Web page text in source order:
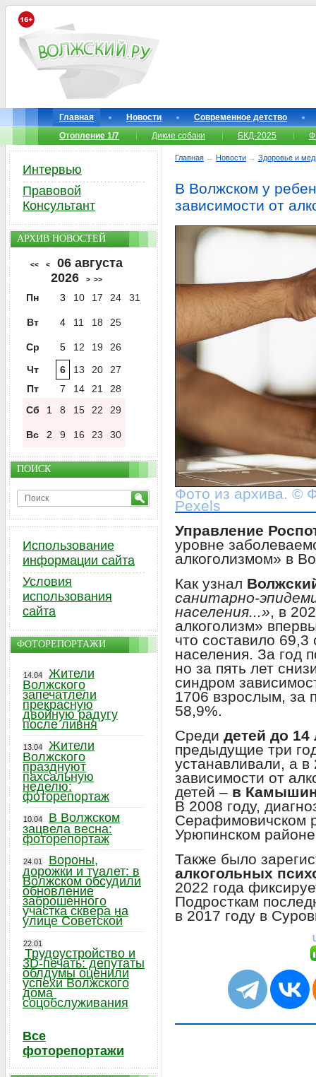
Главная Новости
Современное детство
Отопление 1/7
Дикие собаки БКД-2025
Главная → Новости → Здоровье и
В Волжском у
зависимости от
Фото из архива. ©
Pexels
Управление
уровне
алкоголизмом» в
Как узнал
санитарно-
населения...», в
алкоголизм»
что составило
населения. За год
но за пять лет
синдром
1706 взрослым, за
58,9%.
Среди детей до 14
предыдущие три
устанавливали, а
зависимости от
детей – в
В 2008 году,
Серафимовичском
Урюпинском
Также было
алкогольных
2022 года
Подросткам
в 2017 году в
Интервью
Правовой
Консультант
АРХИВ НОВОСТЕЙ
<< <
06 августа
2026
> >>
Пн 3 10 17 24 31
Вт 4 11 18 25
Ср 5 12 19
26
Чт
6 13 20
27
Пт
7 14 21
28
Сб
1 8 15 22 29
Вс 2 9 16 23 30
ПОИСК
Использование
информации сайта
Условия
использования
сайта
ФОТОРЕПОРТАЖИ
14.04
Жители
Волжского
запечатлели
прекрасную
двойную радугу
после ливня
13.04
Жители
Волжского
празднуют
пахсальную
неделю:
фоторепортаж
10.04
В Волжском
зацвела весна:
фоторепортаж
24.01
Вороны,
дорожки и туалет: в
Волжском обсудили
обновление
заброшенного
участка сквера на
улице Советской
22.01
Трудоустройство и
3D-печать: депутаты
облдумы оценили
успехи Волжского
дома
соцобслуживания
Все
фоторепортажи